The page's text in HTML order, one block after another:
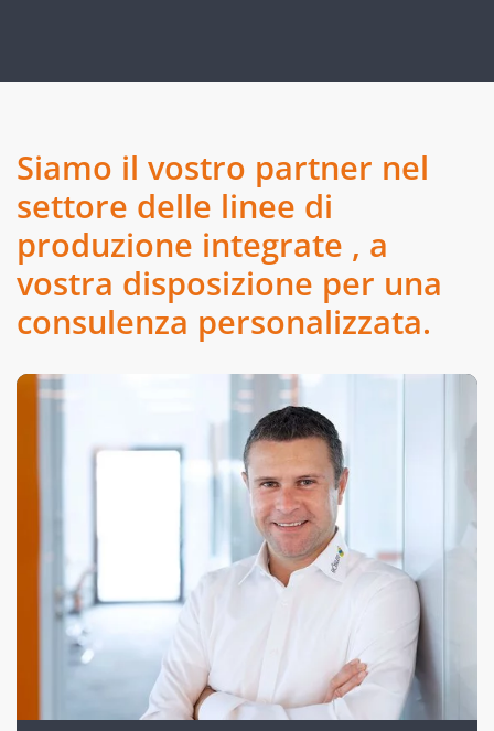
Siamo il vostro partner nel
settore delle linee di
produzione integrate , a
vostra disposizione per una
consulenza personalizzata.